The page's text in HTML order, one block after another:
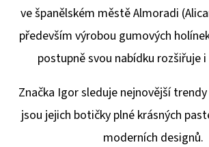
ve španělském městě Almoradi
především výrobou gumových
postupně svou nabídku rozšiřuje
Značka Igor sleduje nejnovější
jsou jejich botičky plné krásných
moderních designů.